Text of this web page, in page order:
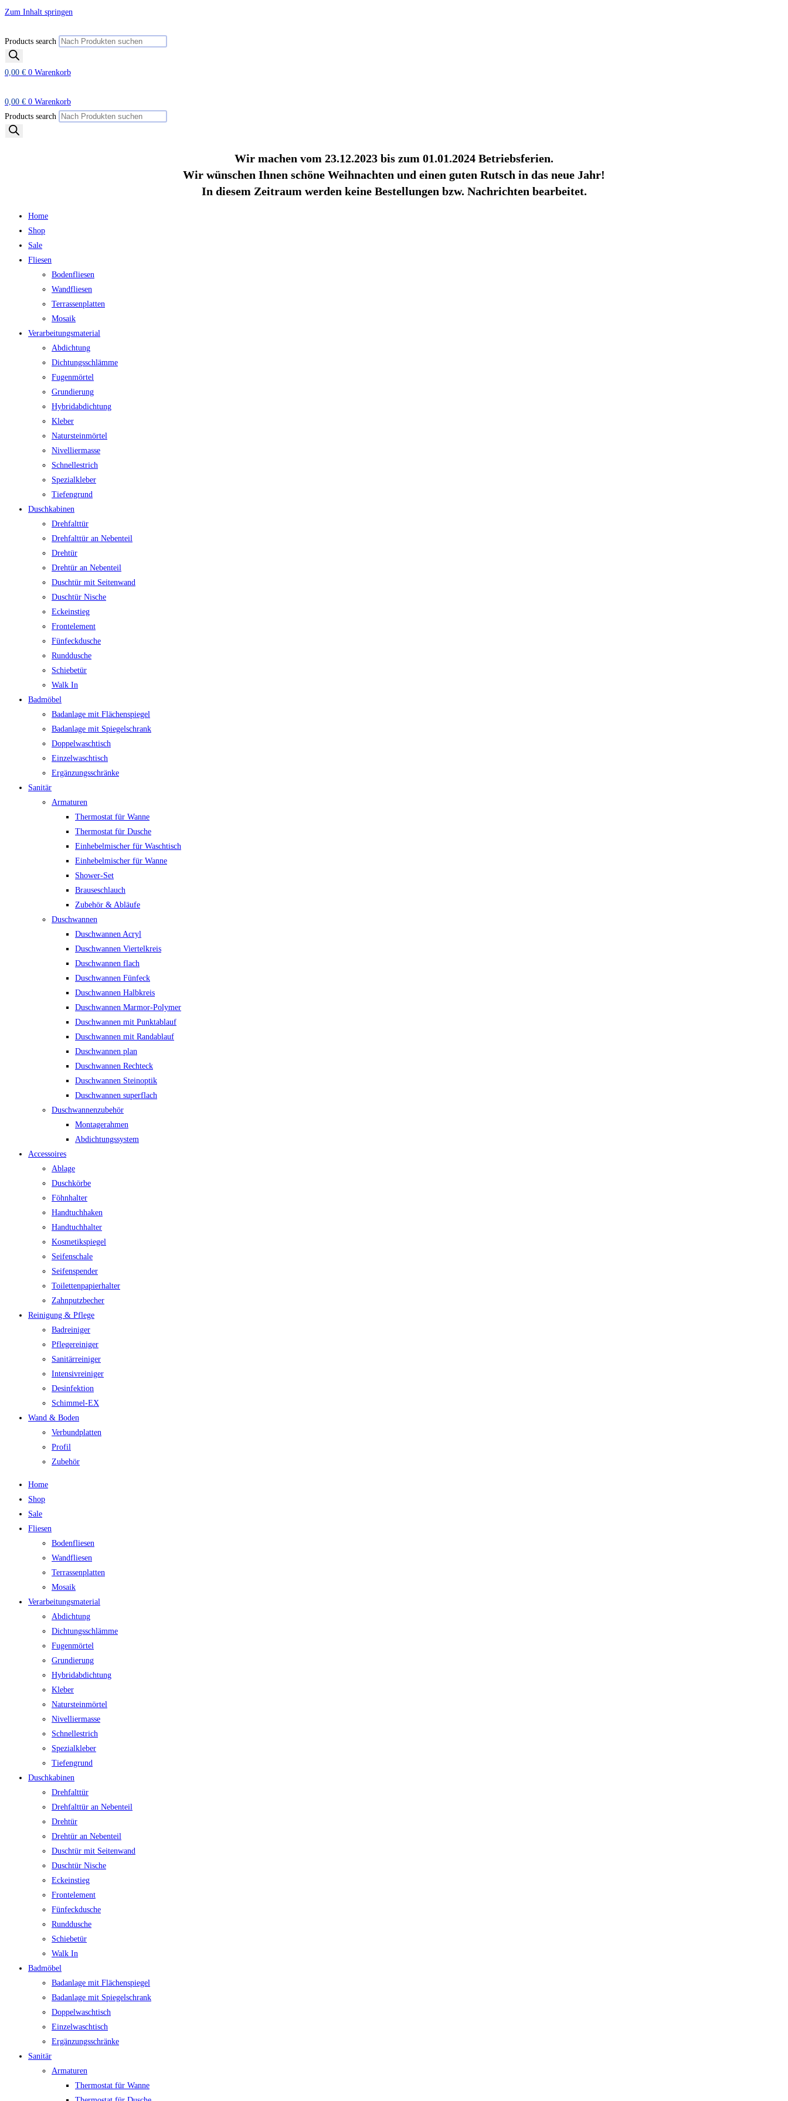
Zum Inhalt springen
Products search
0,00 € 0 Warenkorb
0,00 € 0 Warenkorb
Products search
Wir machen vom 23.12.2023 bis zum 01.01.2024 Betriebsferien.
Wir wünschen Ihnen schöne Weihnachten und einen guten Rutsch in das neue Jahr!
In diesem Zeitraum werden keine Bestellungen bzw. Nachrichten bearbeitet.
Home
Shop
Sale
Fliesen
Bodenfliesen
Wandfliesen
Terrassenplatten
Mosaik
Verarbeitungsmaterial
Abdichtung
Dichtungsschlämme
Fugenmörtel
Grundierung
Hybridabdichtung
Kleber
Natursteinmörtel
Nivelliermasse
Schnellestrich
Spezialkleber
Tiefengrund
Duschkabinen
Drehfalttür
Drehfalttür an Nebenteil
Drehtür
Drehtür an Nebenteil
Duschtür mit Seitenwand
Duschtür Nische
Eckeinstieg
Frontelement
Fünfeckdusche
Runddusche
Schiebetür
Walk In
Badmöbel
Badanlage mit Flächenspiegel
Badanlage mit Spiegelschrank
Doppelwaschtisch
Einzelwaschtisch
Ergänzungsschränke
Sanitär
Armaturen
Thermostat für Wanne
Thermostat für Dusche
Einhebelmischer für Waschtisch
Einhebelmischer für Wanne
Shower-Set
Brauseschlauch
Zubehör & Abläufe
Duschwannen
Duschwannen Acryl
Duschwannen Viertelkreis
Duschwannen flach
Duschwannen Fünfeck
Duschwannen Halbkreis
Duschwannen Marmor-Polymer
Duschwannen mit Punktablauf
Duschwannen mit Randablauf
Duschwannen plan
Duschwannen Rechteck
Duschwannen Steinoptik
Duschwannen superflach
Duschwannenzubehör
Montagerahmen
Abdichtungssystem
Accessoires
Ablage
Duschkörbe
Föhnhalter
Handtuchhaken
Handtuchhalter
Kosmetikspiegel
Seifenschale
Seifenspender
Toilettenpapierhalter
Zahnputzbecher
Reinigung & Pflege
Badreiniger
Pflegereiniger
Sanitärreiniger
Intensivreiniger
Desinfektion
Schimmel-EX
Wand & Boden
Verbundplatten
Profil
Zubehör
Home
Shop
Sale
Fliesen
Bodenfliesen
Wandfliesen
Terrassenplatten
Mosaik
Verarbeitungsmaterial
Abdichtung
Dichtungsschlämme
Fugenmörtel
Grundierung
Hybridabdichtung
Kleber
Natursteinmörtel
Nivelliermasse
Schnellestrich
Spezialkleber
Tiefengrund
Duschkabinen
Drehfalttür
Drehfalttür an Nebenteil
Drehtür
Drehtür an Nebenteil
Duschtür mit Seitenwand
Duschtür Nische
Eckeinstieg
Frontelement
Fünfeckdusche
Runddusche
Schiebetür
Walk In
Badmöbel
Badanlage mit Flächenspiegel
Badanlage mit Spiegelschrank
Doppelwaschtisch
Einzelwaschtisch
Ergänzungsschränke
Sanitär
Armaturen
Thermostat für Wanne